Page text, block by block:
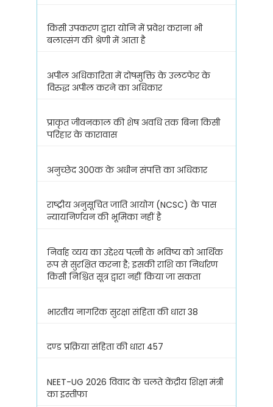
किसी उपकरण द्वारा योनि में प्रवेश कराना भी
बलात्संग की श्रेणी में आता है
अपील अधिकारिता में दोषमुक्ति के उलटफेर के
विरुद्ध अपील करने का अधिकार
प्राकृत जीवनकाल की शेष अवधि तक बिना किसी
परिहार के कारावास
अनुच्छेद 300क के अधीन संपत्ति का अधिकार
राष्ट्रीय अनुसूचित जाति आयोग (NCSC) के पास
न्यायनिर्णयन की भूमिका नहीं है
निर्वाह व्यय का उद्देश्य पत्नी के भविष्य को आर्थिक
रूप से सुरक्षित करना है; इसकी राशि का निर्धारण
किसी निश्चित सूत्र द्वारा नहीं किया जा सकता
भारतीय नागरिक सुरक्षा संहिता की धारा 38
दण्ड प्रक्रिया संहिता की धारा 457
NEET-UG 2026 विवाद के चलते केंद्रीय शिक्षा मंत्री
का इस्तीफा